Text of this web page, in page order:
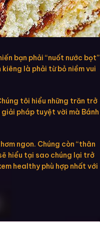
bạn phải “nuốt nước bọt”
là phải từ bỏ niềm vui
tôi hiểu những trăn trở
pháp tuyệt vời mà Bánh
ngon. Chúng còn “thân
hiểu tại sao chúng lại trở
healthy phù hợp nhất với